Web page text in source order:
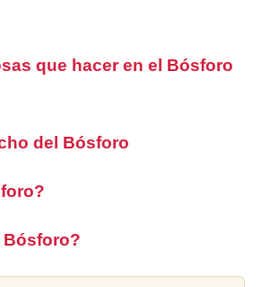
que hacer en el Bósforo
del Bósforo
Bósforo?